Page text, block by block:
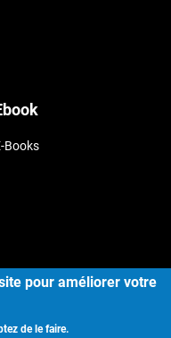
Books
pour améliorer votre
de le faire.